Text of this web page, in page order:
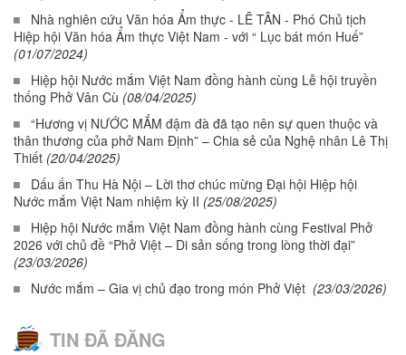
Nhà nghiên cứu Văn hóa Ẩm thực - LÊ TÂN - Phó Chủ tịch
Hiệp hội Văn hóa Ẩm thực Việt Nam - với “ Lục bát món Huế”
(01/07/2024)
Hiệp hội Nước mắm Việt Nam đồng hành cùng Lễ hội truyền
thống Phở Vân Cù (08/04/2025)
“Hương vị NƯỚC MẮM đậm đà đã tạo nên sự quen thuộc và
thân thương của phở Nam Định” – Chia sẻ của Nghệ nhân Lê Thị
Thiết (20/04/2025)
Dấu ấn Thu Hà Nội – Lời thơ chúc mừng Đại hội Hiệp hội
Nước mắm Việt Nam nhiệm kỳ II (25/08/2025)
Hiệp hội Nước mắm Việt Nam đồng hành cùng Festival Phở
2026 với chủ đề “Phở Việt – Di sản sống trong lòng thời đại”
(23/03/2026)
Nước mắm – Gia vị chủ đạo trong món Phở Việt (23/03/2026)
TIN ĐÃ ĐĂNG